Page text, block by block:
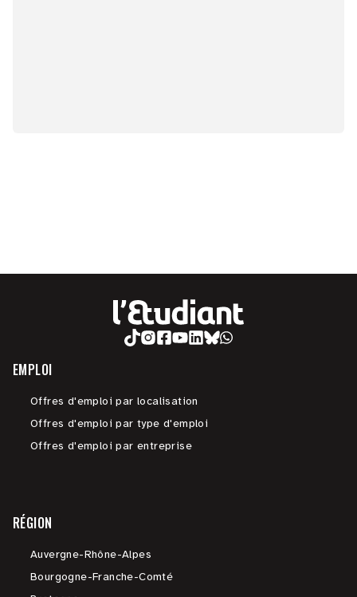
EMPLOI
Offres d'emploi par localisation
Offres d'emploi par type d'emploi
Offres d'emploi par entreprise
RÉGION
Auvergne-Rhône-Alpes
Bourgogne-Franche-Comté